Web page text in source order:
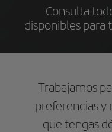
Consulta
disponibles para
Trabajamos
preferencias y
que tengas